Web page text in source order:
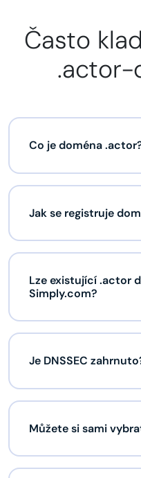
Často
.actor-
Co je doména
Jak se registruje
Lze existující .actor
Simply.com?
Je DNSSEC
Můžete si sami